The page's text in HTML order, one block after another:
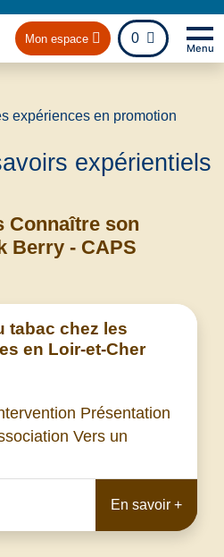
Mon espace 0
fichier
Menu
expérientiels
Connaître son
Berry - CAPS
tabac chez les
en Loir-et-Cher
Présentation
Vers un
En savoir +